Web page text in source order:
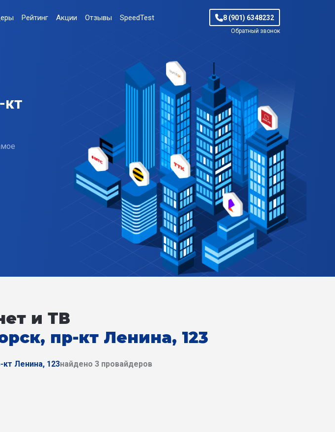
Рейтинг Акции Отзывы SpeedTest 8 (901) 6348232
Обратный звонок
кт
и ТВ
пр-кт Ленина, 123
кт Ленина, 123найдено 3 провайдеров